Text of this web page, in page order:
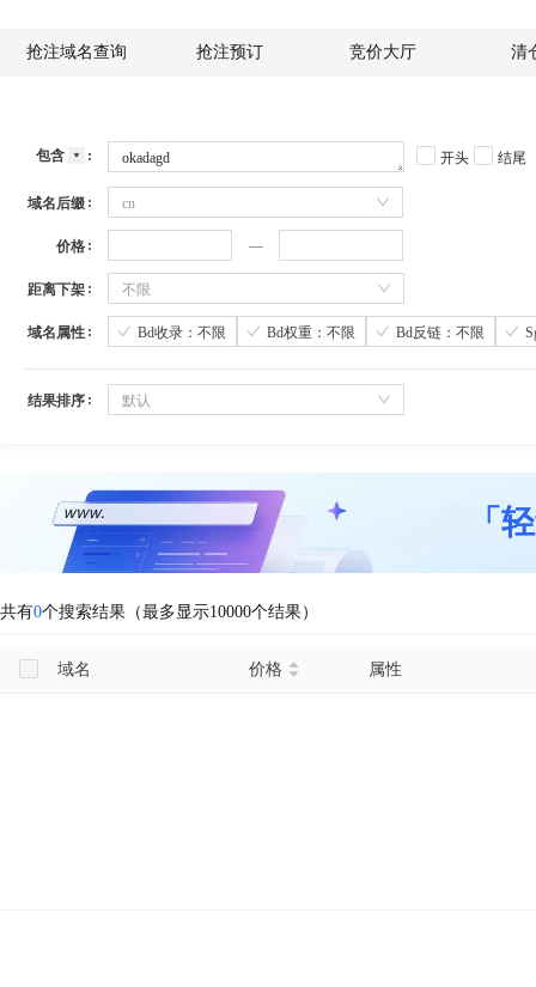
抢注域名查询 抢注预订 竞价大厅 清
包含 开头 结尾
域名后缀 cn
价格
距离下架 不限
域名属性 Bd收录：不限 Bd权重：不限 Bd反链：不限
结果排序 默认
「
共有0个搜索结果（最多显示10000个结果）
域名 价格 属性